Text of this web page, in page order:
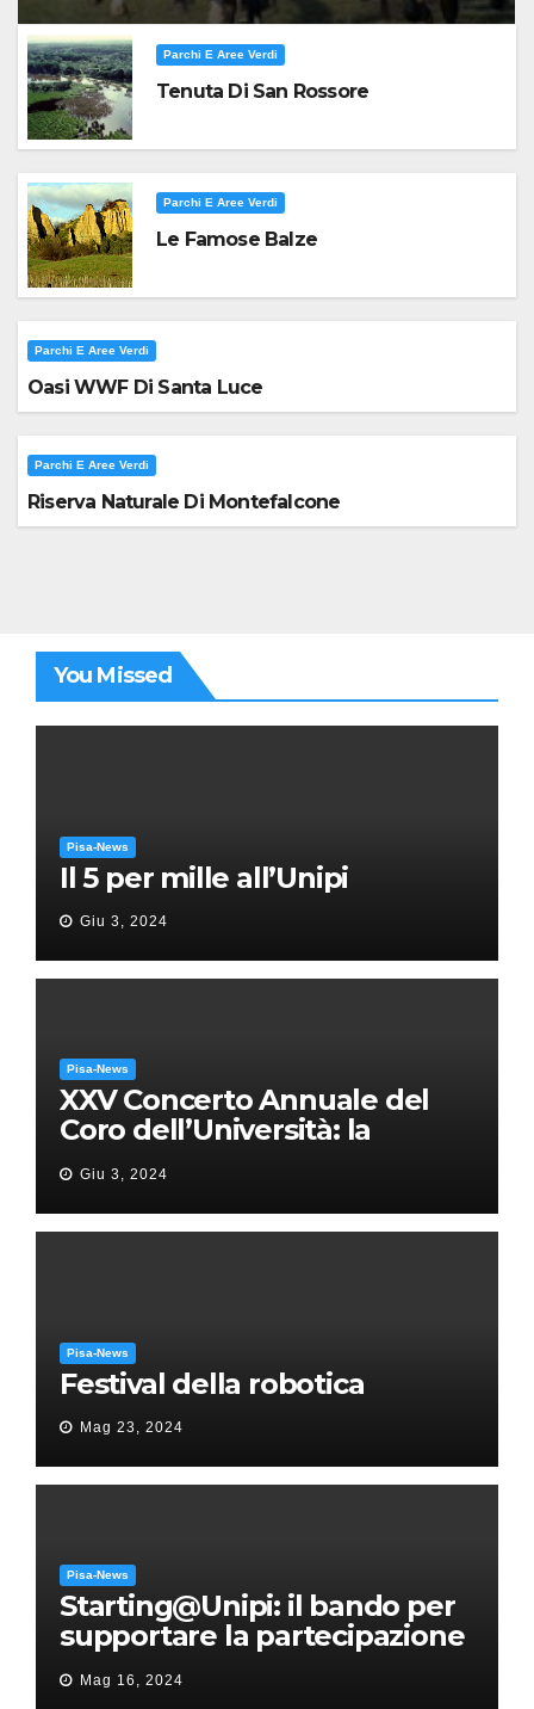
Parchi E Aree Verdi
Tenuta Di San Rossore
Parchi E Aree Verdi
Le Famose Balze
Parchi E Aree Verdi
Oasi WWF Di Santa Luce
Parchi E Aree Verdi
Riserva Naturale Di Montefalcone
You Missed
Pisa-News
Il 5 per mille all’Unipi
Giu 3, 2024
Pisa-News
XXV Concerto Annuale del
Coro dell’Università: la
“Messa in gloria” di Giacomo
Puccini
Giu 3, 2024
Pisa-News
Festival della robotica
Mag 23, 2024
Pisa-News
Starting@Unipi: il bando per
supportare la partecipazione
all’ERC Starting Grant
Mag 16, 2024